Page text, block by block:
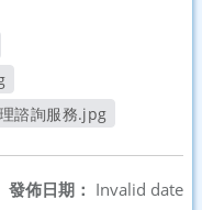
諮詢服務.jpg
發佈日期： Invalid date